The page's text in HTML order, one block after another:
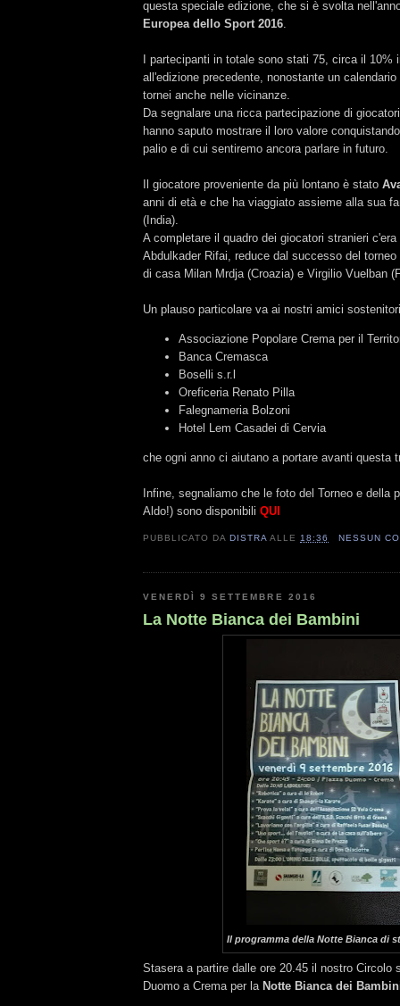
questa speciale edizione, che si è svolta
Europea dello Sport 2016.
I partecipanti in totale sono stati 75, circa il 10%
all'edizione precedente, nonostante un
tornei anche nelle vicinanze.
Da segnalare una ricca partecipazione di
hanno saputo mostrare il loro valore
palio e di cui sentiremo ancora parlare in futuro.
Il giocatore proveniente da più lontano è stato
anni di età e che ha viaggiato assieme alla sua
(India).
A completare il quadro dei giocatori stranieri
Abdulkader Rifai, reduce dal successo del
di casa Milan Mrdja (Croazia) e Virgilio Vuelban
Un plauso particolare va ai nostri amici
Associazione Popolare Crema per il
Banca Cremasca
Boselli s.r.l
Oreficeria Renato Pilla
Falegnameria Bolzoni
Hotel Lem Casadei di Cervia
che ogni anno ci aiutano a portare avanti questa
Infine, segnaliamo che le foto del Torneo e della
Aldo!) sono disponibili QUI
PUBBLICATO DADISTRA ALLE18:36 NESSUN
VENERDÌ 9 SETTEMBRE 2016
La Notte Bianca dei Bambini
Il programma della Notte Bianca di
Stasera a partire dalle ore 20.45 il nostro Circolo
Duomo a Crema per la Notte Bianca dei